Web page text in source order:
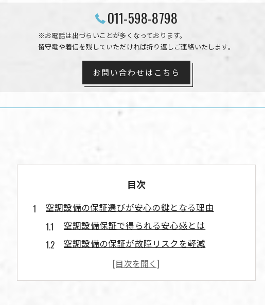
011-598-8798
※お電話は出づらいことが多くなっております。
留守電や着信を残していただければ折り返しご連絡いたします。
お問い合わせはこちら
目次
空調設備の保証選びが安心の鍵となる理由
空調設備保証で得られる安心感とは
空調設備の保証が故障リスクを軽減
空調設備保証の基本知識を押さえる
空調設備導入時に保証が重要な理由